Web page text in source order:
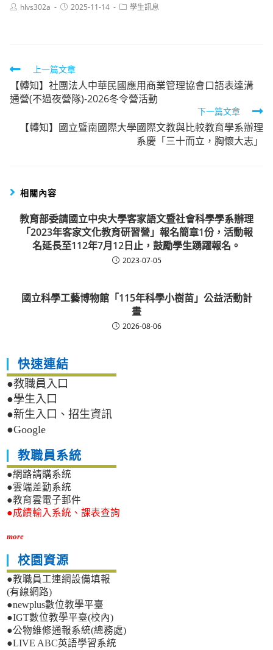
Posthlvs302a
Post2025-11-14
Post學生訊息
Read
more
articles
上一篇文章
【轉知】社團法人中華民國應用商業管理協會口語表達溝
通營(不過夜營隊)-2026冬令營活動
下一篇文章
【轉知】國立暨南國際大學國際文教與比較教育學系辦理
系慶「三十而立，胸懷大志」
相關內容
教育部委請國立中央大學客家語文暨社會科學學系辦理
「2023年客家文化教育研習營」報名簡章1份，活動報
名延長至112年7月12日止，鼓勵學生踴躍報名。
2023-07-05
國立科學工藝博物館「115年科學小樹苗」公益活動計
畫
2026-08-06
快速連結
●教職員入口
●學生入口
●新生入口、招生資訊
●Google
教職員系統
●網路請購系統
●雲端差勤系統
●教育雲電子郵件
●成績輸入系統、課表查詢
more
校園資源
●教職員工連網設備填報
(有線網路)
●newplus數位教學平臺
●IGT數位教學平臺(校內)
●公物維修通報系統(總務處)
●LIVE ABC英語學習系統